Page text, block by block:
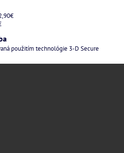
použitím technológie 3-D Secure